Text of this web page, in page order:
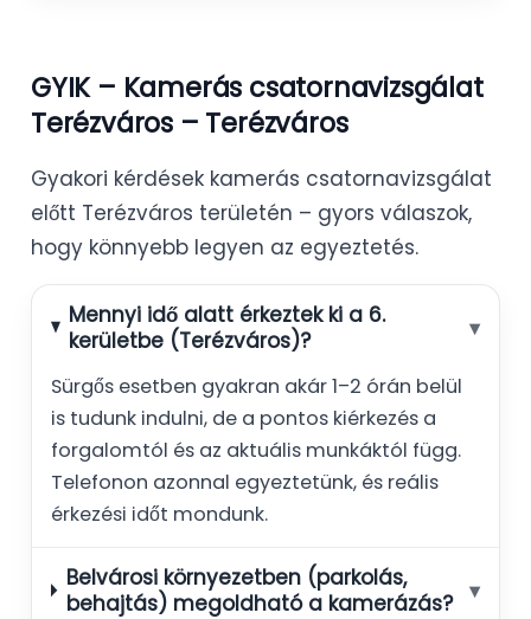
GYIK – Kamerás csatornavizsgálat
Terézváros – Terézváros
Gyakori kérdések kamerás csatornavizsgálat
előtt Terézváros területén – gyors válaszok,
hogy könnyebb legyen az egyeztetés.
Mennyi idő alatt érkeztek ki a 6.
kerületbe (Terézváros)?
▾
Sürgős esetben gyakran akár 1–2 órán belül
is tudunk indulni, de a pontos kiérkezés a
forgalomtól és az aktuális munkáktól függ.
Telefonon azonnal egyeztetünk, és reális
érkezési időt mondunk.
Belvárosi környezetben (parkolás,
behajtás) megoldható a kamerázás? ▾